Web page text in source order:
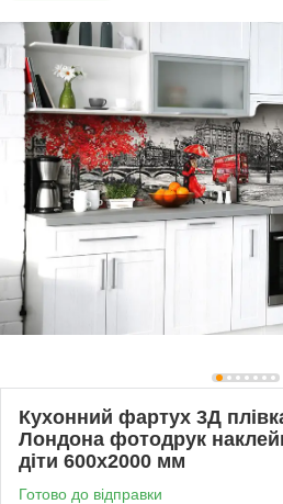
Кухонний фартух 3Д
Лондона фотодрук
діти 600х2000 мм
Готово до відправки